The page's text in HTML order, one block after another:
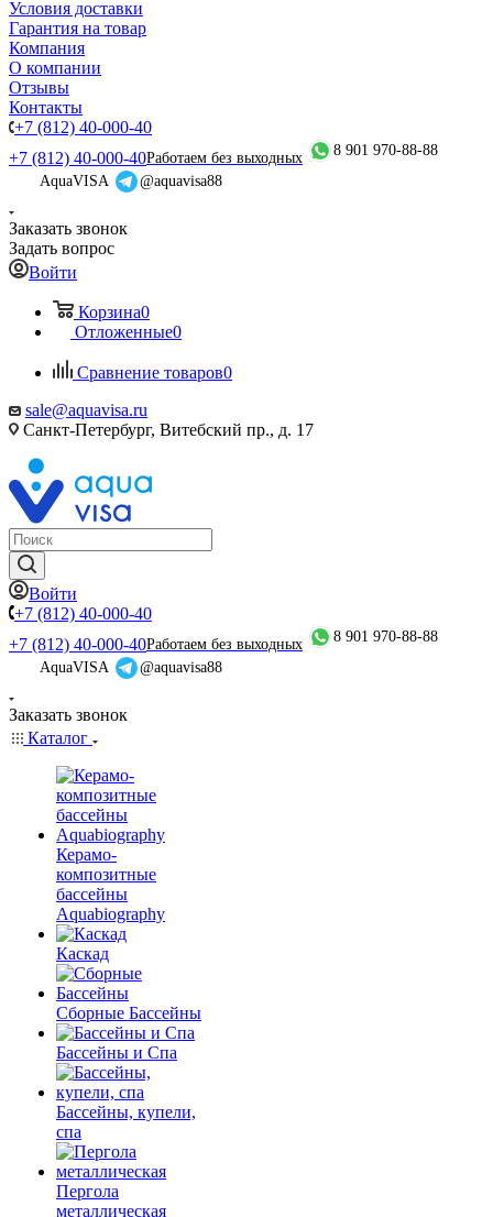
Условия доставки
Гарантия на товар
Компания
О компании
Отзывы
Контакты
+7 (812) 40-000-40
+7 (812) 40-000-40Работаем без выходных
8 901 970-88-88
AquaVISA
@aquavisa88
Заказать звонок
Задать вопрос
Войти
Корзина0
Отложенные0
Сравнение товаров0
sale@aquavisa.ru
Санкт-Петербург, Витебский пр., д. 17
Войти
+7 (812) 40-000-40
+7 (812) 40-000-40Работаем без выходных
8 901 970-88-88
AquaVISA
@aquavisa88
Заказать звонок
Каталог
Керамо-
композитные
бассейны
Aquabiography
Каскад
Сборные Бассейны
Бассейны и Спа
Бассейны, купели,
спа
Пергола
металлическая